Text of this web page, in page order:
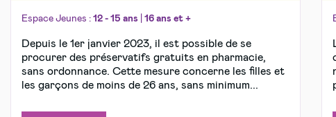
Espace Jeunes : 12 - 15 ans 16 ans et +
Depuis le 1er janvier 2023, il est possible de se
procurer des préservatifs gratuits en pharmacie,
sans ordonnance. Cette mesure concerne les filles et
les garçons de moins de 26 ans, sans minimum...